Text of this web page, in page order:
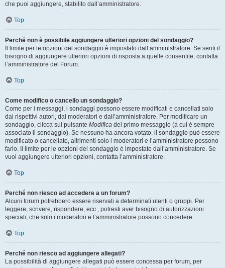
che puoi aggiungere, stabilito dall’amministratore.
Top
Perché non è possibile aggiungere ulteriori opzioni del sondaggio?
Il limite per le opzioni del sondaggio è impostato dall’amministratore. Se senti il
bisogno di aggiungere ulteriori opzioni di risposta a quelle consentite, contatta
l’amministratore del Forum.
Top
Come modifico o cancello un sondaggio?
Come per i messaggi, i sondaggi possono essere modificati e cancellati solo
dai rispettivi autori, dai moderatori e dall’amministratore. Per modificare un
sondaggio, clicca sul pulsante Modifica del primo messaggio (a cui è sempre
associato il sondaggio). Se nessuno ha ancora votato, il sondaggio può essere
modificato o cancellato, altrimenti solo i moderatori e l’amministratore possono
farlo. Il limite per le opzioni del sondaggio è impostato dall’amministratore. Se
vuoi aggiungere ulteriori opzioni, contatta l’amministratore.
Top
Perché non riesco ad accedere a un forum?
Alcuni forum potrebbero essere riservati a determinati utenti o gruppi. Per
leggere, scrivere, rispondere, ecc., potresti aver bisogno di autorizzazioni
speciali, che solo i moderatori e l’amministratore possono concedere.
Top
Perché non riesco ad aggiungere allegati?
La possibilità di aggiungere allegati può essere concessa per forum, per